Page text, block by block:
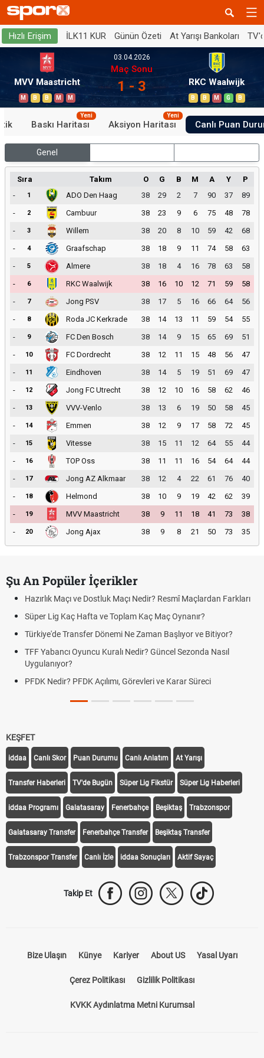
Hızlı Erişim İLK11 KUR Günün Özeti At Yarışı Bankoları
MVV Maastricht
M B B M M
03.04.2026
Maç Sonu
1 - 3 RKC Waalwijk
B B M G B
Baskı Haritası
Yeni
Aksiyon Haritası
Yeni
Canlı Puan
Genel
Sıra Takım O G B M A Y
P
-
1 ADO Den Haag 38 29 2 7 90 37
89
-
2 Cambuur 38 23 9 6 75 48
78
-
3 Willem 38 20 8 10 59 42
68
-
4 Graafschap 38 18 9 11 74 58
63
-
5 Almere 38 18 4 16 78 63
58
-
6 RKC Waalwijk 38 16 10 12 71 59
58
-
7 Jong PSV 38 17 5 16 66 64
56
-
8 Roda JC Kerkrade 38 14 13 11 59 54
55
-
9 FC Den Bosch 38 14 9 15 65 69
51
-
10 FC Dordrecht 38 12 11 15 48 56
47
-
11 Eindhoven 38 14 5 19 51 69
47
-
12 Jong FC Utrecht 38 12 10 16 58 62
46
-
13 VVV-Venlo 38 13 6 19 50 58
45
-
14 Emmen 38 12 9 17 58 72
45
-
15 Vitesse 38 15 11 12 64 55
44
-
16 TOP Oss 38 11 11 16 54 64
44
-
17 Jong AZ Alkmaar 38 12 4 22 61 76
40
-
18 Helmond 38 10 9 19 42 62
39
-
19 MVV Maastricht 38 9 11 18 41 73
38
-
20 Jong Ajax 38 9 8 21 50 73 35
Şu An Popüler İçerikler
Hazırlık Maçı ve Dostluk Maçı Nedir? Resmî Maçlardan Farkları
Süper Lig Kaç Hafta ve Toplam Kaç Maç Oynanır?
Türkiye'de Transfer Dönemi Ne Zaman Başlıyor ve Bitiyor?
TFF Yabancı Oyuncu Kuralı Nedir? Güncel Sezonda Nasıl
Uygulanıyor?
PFDK Nedir? PFDK Açılımı, Görevleri ve Karar Süreci
KEŞFET
iddaa Canlı Skor Puan Durumu Canlı Anlatım At Yarışı
Transfer Haberleri TV'de Bugün Süper Lig Fikstür Süper Lig Haberleri
iddaa Programı Galatasaray Fenerbahçe Beşiktaş Trabzonspor
Galatasaray Transfer Fenerbahçe Transfer Beşiktaş Transfer
Trabzonspor Transfer Canlı İzle iddaa Sonuçları Aktif Sayaç
Takip Et
Bize Ulaşın Künye Kariyer About US Yasal Uyarı
Çerez Politikası Gizlilik Politikası
KVKK Aydınlatma Metni Kurumsal